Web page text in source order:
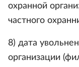
охранной
частного
8) дата
организации